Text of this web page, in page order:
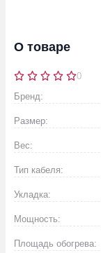
О товаре
0
Бренд:
Размер:
Вес:
Тип кабеля:
Укладка:
Мощность:
Площадь обогрева: